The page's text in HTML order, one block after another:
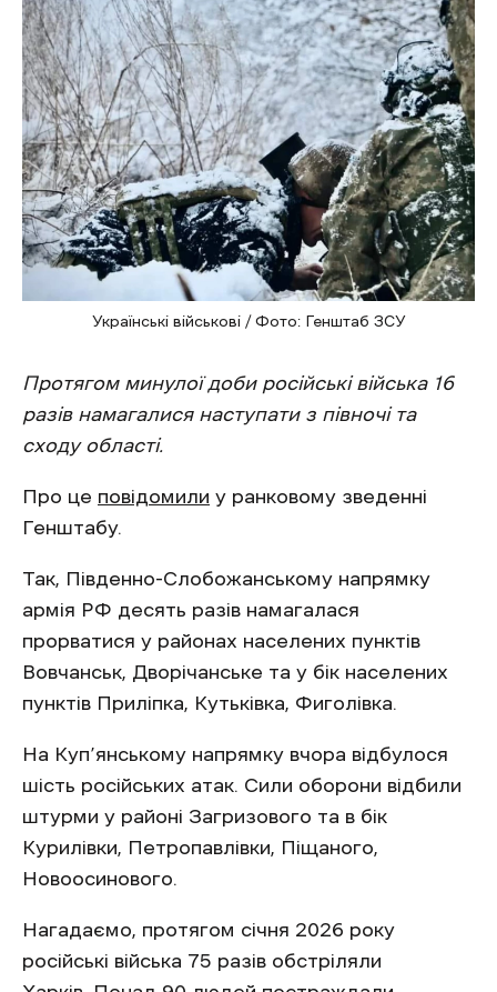
Українські військові / Фото: Генштаб ЗСУ
Протягом минулої доби російські війська 16
разів намагалися наступати з півночі та
сходу області.
Про це повідомили у ранковому зведенні
Генштабу.
Так, Південно-Слобожанському напрямку
армія РФ десять разів намагалася
прорватися у районах населених пунктів
Вовчанськ, Дворічанське та у бік населених
пунктів Приліпка, Кутьківка, Фиголівка.
На Куп’янському напрямку вчора відбулося
шість російських атак. Сили оборони відбили
штурми у районі Загризового та в бік
Курилівки, Петропавлівки, Піщаного,
Новоосинового.
Нагадаємо, протягом січня 2026 року
російські війська 75 разів обстріляли